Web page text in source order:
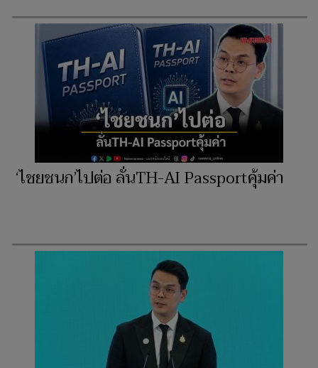
‘ไชยชนก’ไปต่อ ลั่นTH-AI Passportคุ้มค่า